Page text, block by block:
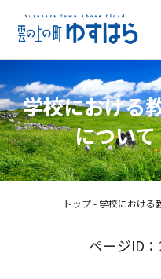
学校における
につい
トップ- 学校における
ページID